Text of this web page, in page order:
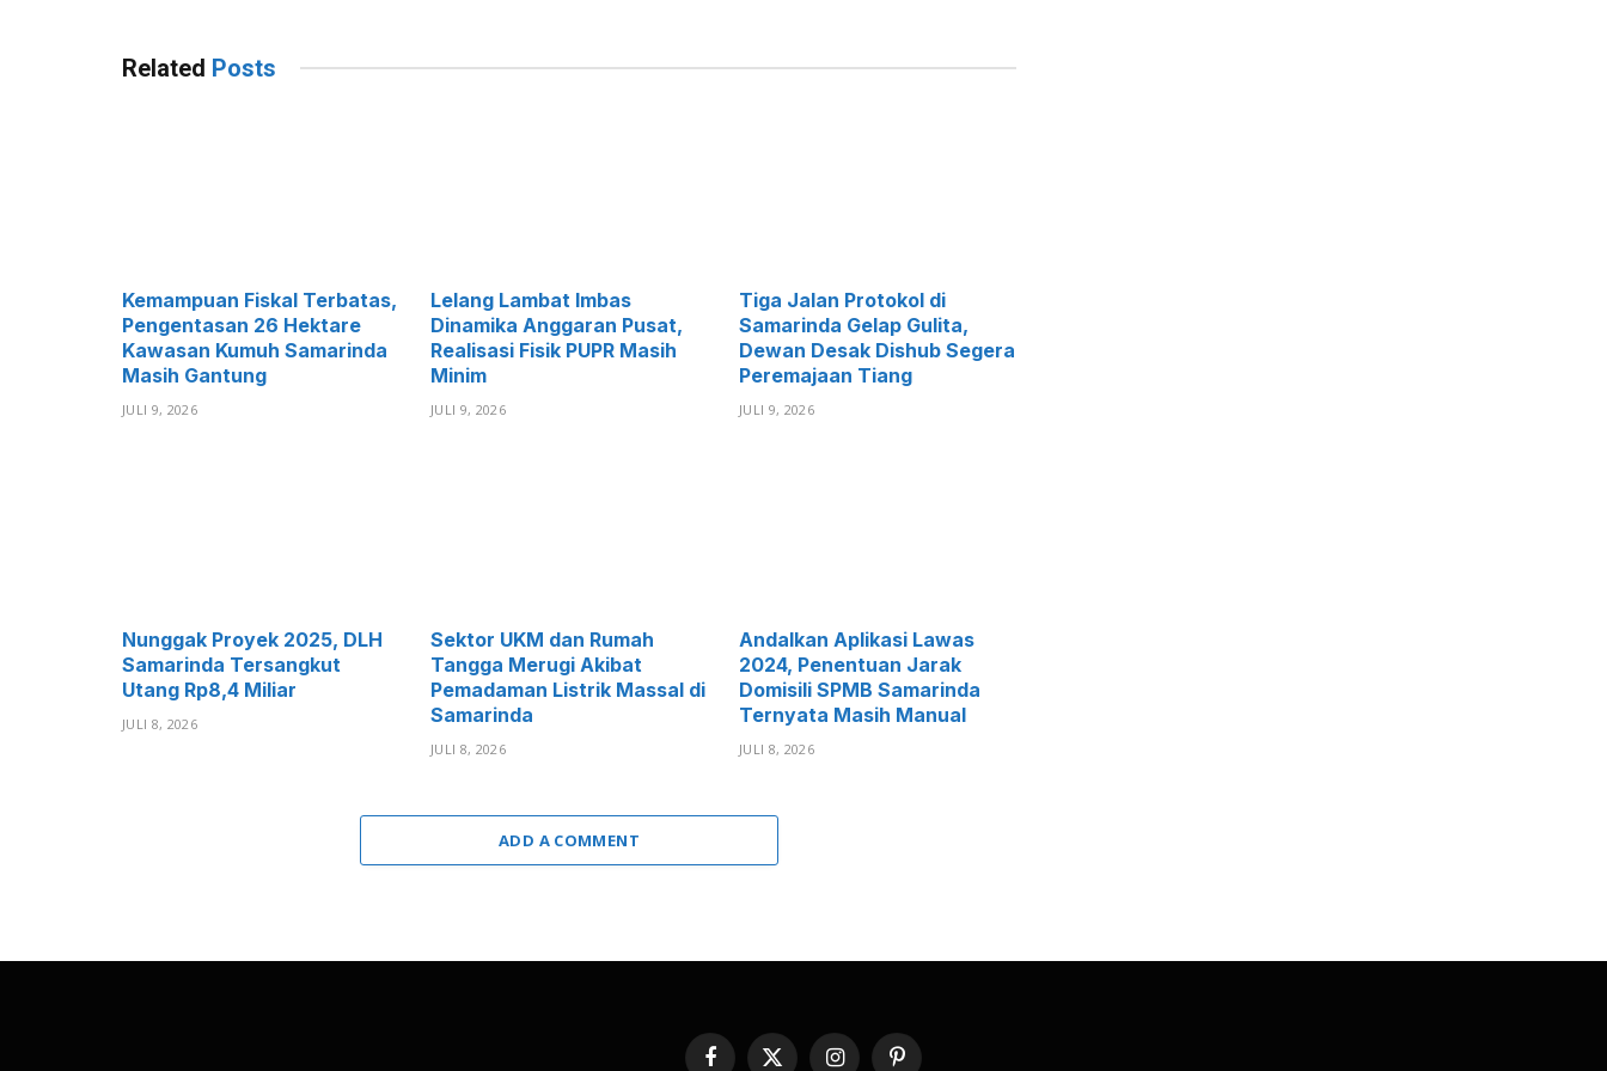
Related Posts
Kemampuan Fiskal Terbatas,
Pengentasan 26 Hektare
Kawasan Kumuh Samarinda
Masih Gantung
JULI 9, 2026
Lelang Lambat Imbas
Dinamika Anggaran Pusat,
Realisasi Fisik PUPR Masih
Minim
JULI 9, 2026
Tiga Jalan Protokol di
Samarinda Gelap Gulita,
Dewan Desak Dishub Segera
Peremajaan Tiang
JULI 9, 2026
Nunggak Proyek 2025, DLH
Samarinda Tersangkut
Utang Rp8,4 Miliar
JULI 8, 2026
Sektor UKM dan Rumah
Tangga Merugi Akibat
Pemadaman Listrik Massal di
Samarinda
JULI 8, 2026
Andalkan Aplikasi Lawas
2024, Penentuan Jarak
Domisili SPMB Samarinda
Ternyata Masih Manual
JULI 8, 2026
ADD A COMMENT
Facebook
X InstagramPinterest